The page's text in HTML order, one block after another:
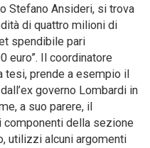
Stefano Ansideri, si trova
di quattro milioni di
spendibile pari
euro”. Il coordinatore
tesi, prende a esempio il
governo Lombardi in
a suo parere, il
della sezione
utilizzi alcuni argomenti